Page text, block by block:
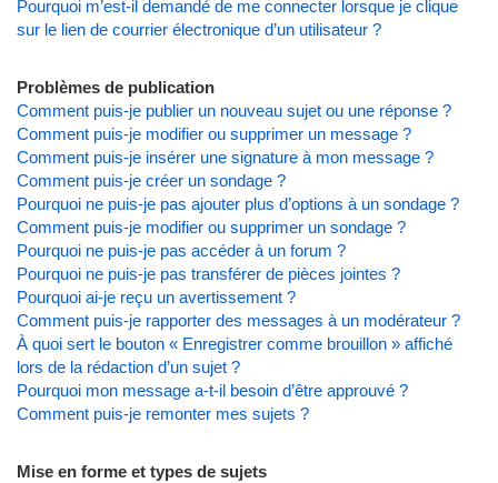
Pourquoi m’est-il demandé de me connecter lorsque je clique
sur le lien de courrier électronique d’un utilisateur ?
Problèmes de publication
Comment puis-je publier un nouveau sujet ou une réponse ?
Comment puis-je modifier ou supprimer un message ?
Comment puis-je insérer une signature à mon message ?
Comment puis-je créer un sondage ?
Pourquoi ne puis-je pas ajouter plus d’options à un sondage ?
Comment puis-je modifier ou supprimer un sondage ?
Pourquoi ne puis-je pas accéder à un forum ?
Pourquoi ne puis-je pas transférer de pièces jointes ?
Pourquoi ai-je reçu un avertissement ?
Comment puis-je rapporter des messages à un modérateur ?
À quoi sert le bouton « Enregistrer comme brouillon » affiché
lors de la rédaction d’un sujet ?
Pourquoi mon message a-t-il besoin d’être approuvé ?
Comment puis-je remonter mes sujets ?
Mise en forme et types de sujets